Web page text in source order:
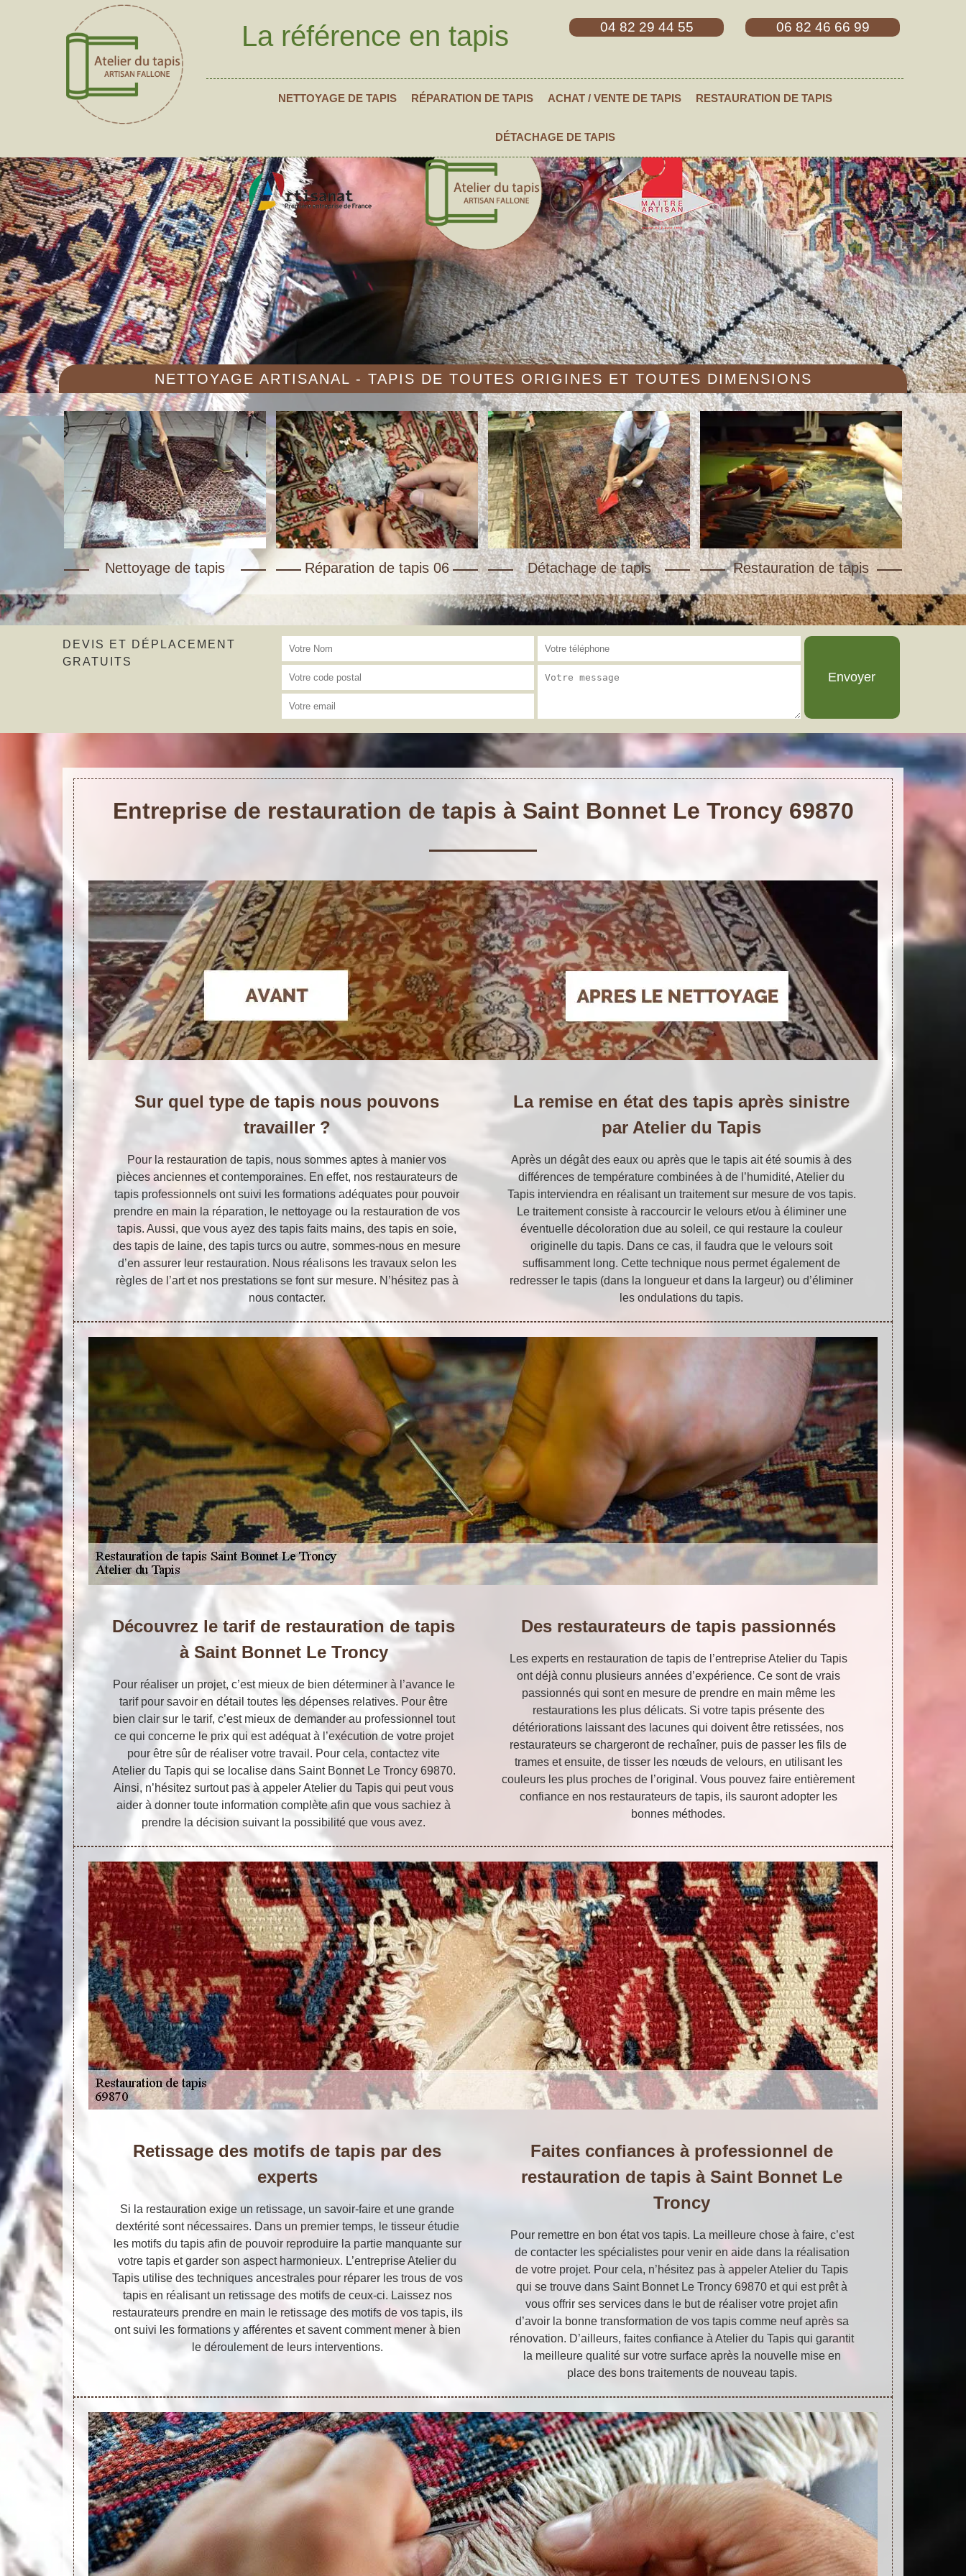
La référence en tapis 04 82 29 44 55 06 82 46 66 99
NETTOYAGE DE TAPIS RÉPARATION DE TAPIS ACHAT / VENTE DE TAPIS RESTAURATION DE TAPIS
DÉTACHAGE DE TAPIS
NETTOYAGE ARTISANAL - TAPIS DE TOUTES ORIGINES ET TOUTES DIMENSIONS
Nettoyage de tapis Réparation de tapis 06 Détachage de tapis Restauration de tapis
DEVIS ET DÉPLACEMENT
GRATUITS
Entreprise de restauration de tapis à Saint Bonnet Le Troncy 69870
Sur quel type de tapis nous pouvons
travailler ?
Pour la restauration de tapis, nous sommes aptes à manier vos
pièces anciennes et contemporaines. En effet, nos restaurateurs de
tapis professionnels ont suivi les formations adéquates pour pouvoir
prendre en main la réparation, le nettoyage ou la restauration de vos
tapis. Aussi, que vous ayez des tapis faits mains, des tapis en soie,
des tapis de laine, des tapis turcs ou autre, sommes-nous en mesure
d’en assurer leur restauration. Nous réalisons les travaux selon les
règles de l’art et nos prestations se font sur mesure. N’hésitez pas à
nous contacter.
La remise en état des tapis après sinistre
par Atelier du Tapis
Après un dégât des eaux ou après que le tapis ait été soumis à des
différences de température combinées à de l’humidité, Atelier du
Tapis interviendra en réalisant un traitement sur mesure de vos tapis.
Le traitement consiste à raccourcir le velours et/ou à éliminer une
éventuelle décoloration due au soleil, ce qui restaure la couleur
originelle du tapis. Dans ce cas, il faudra que le velours soit
suffisamment long. Cette technique nous permet également de
redresser le tapis (dans la longueur et dans la largeur) ou d’éliminer
les ondulations du tapis.
Découvrez le tarif de restauration de tapis
à Saint Bonnet Le Troncy
Pour réaliser un projet, c’est mieux de bien déterminer à l’avance le
tarif pour savoir en détail toutes les dépenses relatives. Pour être
bien clair sur le tarif, c’est mieux de demander au professionnel tout
ce qui concerne le prix qui est adéquat à l’exécution de votre projet
pour être sûr de réaliser votre travail. Pour cela, contactez vite
Atelier du Tapis qui se localise dans Saint Bonnet Le Troncy 69870.
Ainsi, n’hésitez surtout pas à appeler Atelier du Tapis qui peut vous
aider à donner toute information complète afin que vous sachiez à
prendre la décision suivant la possibilité que vous avez.
Des restaurateurs de tapis passionnés
Les experts en restauration de tapis de l’entreprise Atelier du Tapis
ont déjà connu plusieurs années d’expérience. Ce sont de vrais
passionnés qui sont en mesure de prendre en main même les
restaurations les plus délicats. Si votre tapis présente des
détériorations laissant des lacunes qui doivent être retissées, nos
restaurateurs se chargeront de rechaîner, puis de passer les fils de
trames et ensuite, de tisser les nœuds de velours, en utilisant les
couleurs les plus proches de l’original. Vous pouvez faire entièrement
confiance en nos restaurateurs de tapis, ils sauront adopter les
bonnes méthodes.
Retissage des motifs de tapis par des
experts
Si la restauration exige un retissage, un savoir-faire et une grande
dextérité sont nécessaires. Dans un premier temps, le tisseur étudie
les motifs du tapis afin de pouvoir reproduire la partie manquante sur
votre tapis et garder son aspect harmonieux. L’entreprise Atelier du
Tapis utilise des techniques ancestrales pour réparer les trous de vos
tapis en réalisant un retissage des motifs de ceux-ci. Laissez nos
restaurateurs prendre en main le retissage des motifs de vos tapis, ils
ont suivi les formations y afférentes et savent comment mener à bien
le déroulement de leurs interventions.
Faites confiances à professionnel de
restauration de tapis à Saint Bonnet Le
Troncy
Pour remettre en bon état vos tapis. La meilleure chose à faire, c’est
de contacter les spécialistes pour venir en aide dans la réalisation
de votre projet. Pour cela, n’hésitez pas à appeler Atelier du Tapis
qui se trouve dans Saint Bonnet Le Troncy 69870 et qui est prêt à
vous offrir ses services dans le but de réaliser votre projet afin
d’avoir la bonne transformation de vos tapis comme neuf après sa
rénovation. D’ailleurs, faites confiance à Atelier du Tapis qui garantit
la meilleure qualité sur votre surface après la nouvelle mise en
place des bons traitements de nouveau tapis.